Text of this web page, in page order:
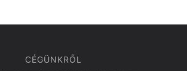
CÉGÜNKRŐL